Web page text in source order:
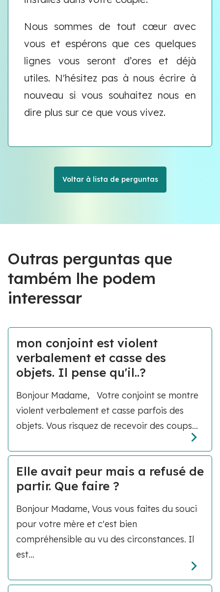
Nous sommes de tout cœur avec
vous et espérons que ces quelques
lignes vous seront d’ores et déjà
utiles. N'hésitez pas à nous écrire à
nouveau si vous souhaitez nous en
dire plus sur ce que vous vivez.
Voltar à lista de perguntas
Outras perguntas que
também lhe podem
interessar
mon conjoint est violent
verbalement et casse des
objets. Il pense qu'il..?
Bonjour Madame, Votre conjoint se montre
violent verbalement et casse parfois des
objets. Vous risquez de recevoir des coups...
Elle avait peur mais a refusé de
partir. Que faire ?
Bonjour Madame, Vous vous faites du souci
pour votre mère et c'est bien
compréhensible au vu des circonstances. Il
est...